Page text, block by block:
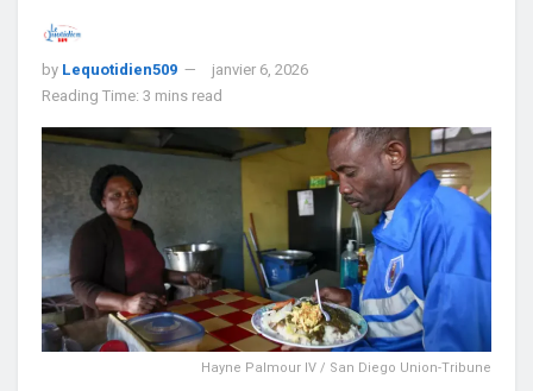
by Lequotidien509
janvier 6, 2026
Reading Time: 3 mins read
Hayne Palmour IV / San Diego Union-Tribune